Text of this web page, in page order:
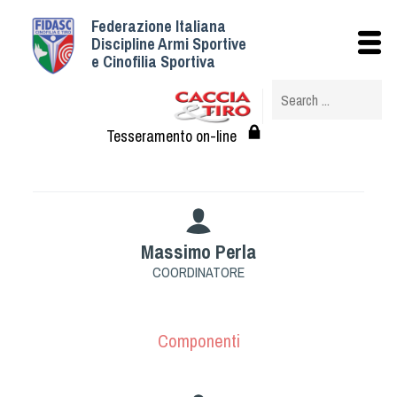
Federazione Italiana
Discipline Armi Sportive
e Cinofilia Sportiva
Tesseramento on-line
Massimo Perla
COORDINATORE
Componenti
Istituzionale
Struttura
Albo Veterinari federali
Statuto e Regolamenti
Circolari
Federazione Trasparente
Società